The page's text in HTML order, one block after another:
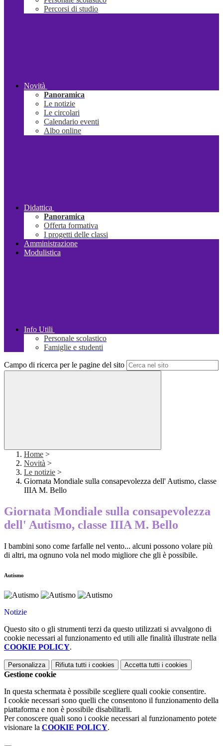
Percorsi di studio
Novità
Panoramica
Le notizie
Le circolari
Calendario eventi
Albo online
Didattica
Panoramica
Offerta formativa
I progetti delle classi
Amministrazione
Modulistica
Info Utili
Personale scolastico
Famiglie e studenti
Campo di ricerca per le pagine del sito
Home >
Novità >
Le notizie >
Giornata Mondiale sulla consapevolezza dell' Autismo, classe
IIIA M. Bello
Giornata Mondiale sulla consapevolezza
dell' Autismo, classe IIIA M. Bello
I bambini sono come farfalle nel vento... alcuni possono volare più
di altri, ma ognuno vola nel modo migliore che gli è possibile.
Autismo
Notizie
Questo sito o gli strumenti terzi da questo utilizzati si avvalgono di
cookie necessari al funzionamento ed utili alle finalità illustrate nella
COOKIE POLICY.
Personalizza Rifiuta tutti i cookies Accetta tutti i cookies
Gestione cookie
In questa schermata è possibile scegliere quali cookie consentire.
I cookie necessari sono quelli che consentono il funzionamento della
piattaforma e non è possibile disabilitarli.
Per conoscere quali sono i cookie necessari al funzionamento potete
visionare la COOKIE POLICY.